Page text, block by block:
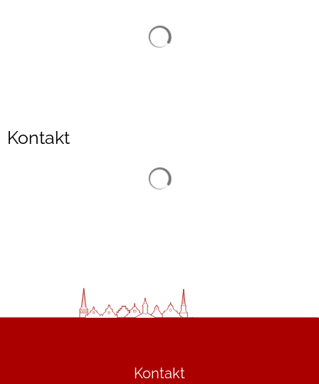
Kontakt
Kontakt